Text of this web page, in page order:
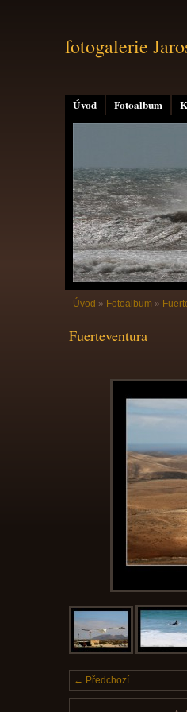
Úvod Fotoalbum
fotogalerie
Úvod » Fotoalbum »
Fuerteventura
← Předchozí